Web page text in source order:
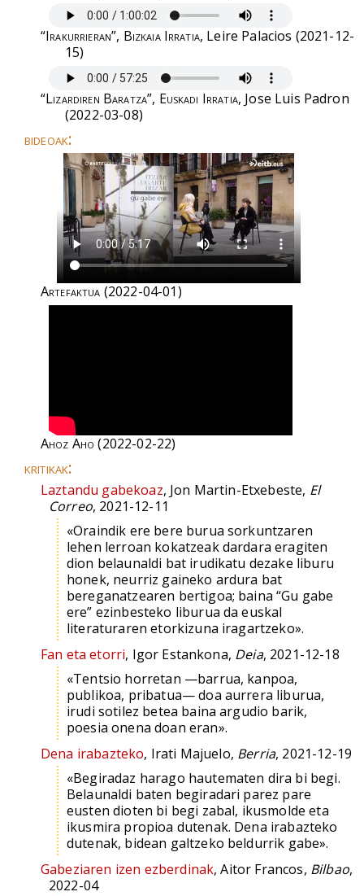
“Irakurrieran”, Bizkaia Irratia, Leire Palacios (2021-12-
15)
“Lizardiren Baratza”, Euskadi Irratia, Jose Luis Padron
(2022-03-08)
bideoak:
Artefaktua (2022-04-01)
Ahoz Aho (2022-02-22)
kritikak:
Laztandu gabekoaz, Jon Martin-Etxebeste, El
Correo, 2021-12-11
«Oraindik ere bere burua sorkuntzaren
lehen lerroan kokatzeak dardara eragiten
dion belaunaldi bat irudikatu dezake liburu
honek, neurriz gaineko ardura bat
bereganatzearen bertigoa; baina “Gu gabe
ere” ezinbesteko liburua da euskal
literaturaren etorkizuna iragartzeko».
Fan eta etorri, Igor Estankona, Deia, 2021-12-18
«Tentsio horretan —barrua, kanpoa,
publikoa, pribatua— doa aurrera liburua,
irudi sotilez betea baina argudio barik,
poesia onena doan eran».
Dena irabazteko, Irati Majuelo, Berria, 2021-12-19
«Begiradaz harago hautematen dira bi begi.
Belaunaldi baten begiradari parez pare
eusten dioten bi begi zabal, ikusmolde eta
ikusmira propioa dutenak. Dena irabazteko
dutenak, bidean galtzeko beldurrik gabe».
Gabeziaren izen ezberdinak, Aitor Francos, Bilbao,
2022-04